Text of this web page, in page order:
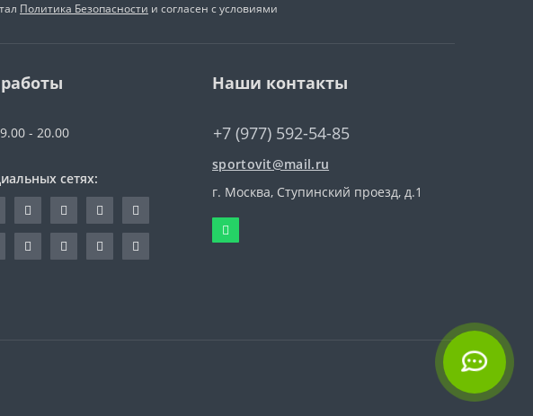
Политика Безопасности и согласен с условиями
- 20.00
сетях:
Наши контакты
+7 (977) 592-54-85
sportovit@mail.ru
г. Москва, Ступинский проезд, д.1